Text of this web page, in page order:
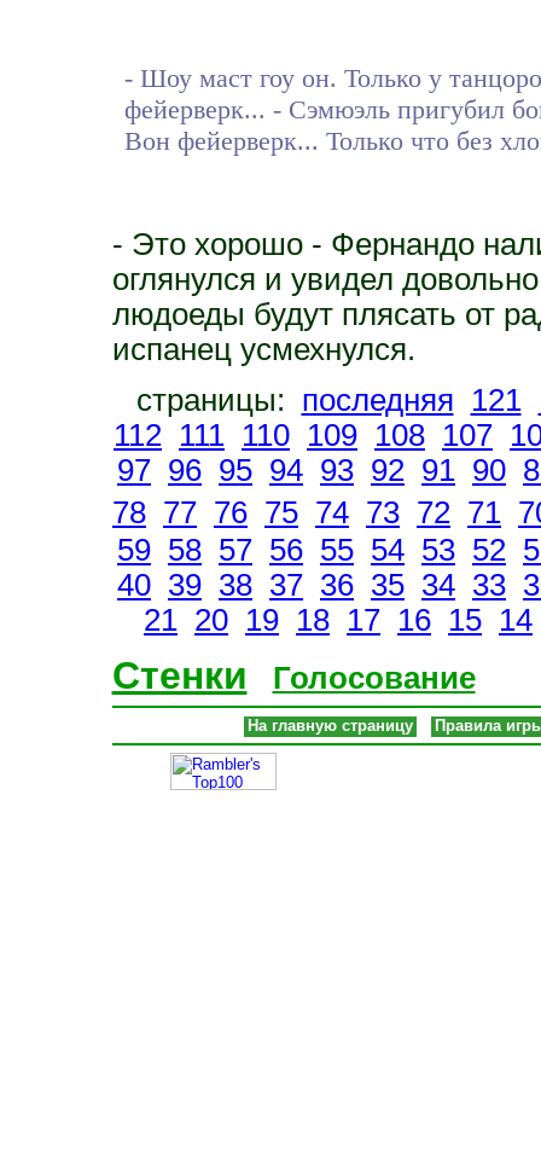
- Шоу маст гоу он. Только у
фейерверк... - Сэмюэль пригубил
Вон фейерверк... Только что без
- Это хорошо - Фернандо
оглянулся и увидел
людоеды будут плясать от
испанец усмехнулся.
страницы: последняя 121
112
111 110 109 108 107
97 96 95 94 93 92 91 90
78 77 76 75 74 73 72 71
59 58 57 56 55 54 53 52
40 39 38 37 36 35 34 33
21
20 19 18 17 16 15 14
Стенки Голосование
На главную страницу Правила